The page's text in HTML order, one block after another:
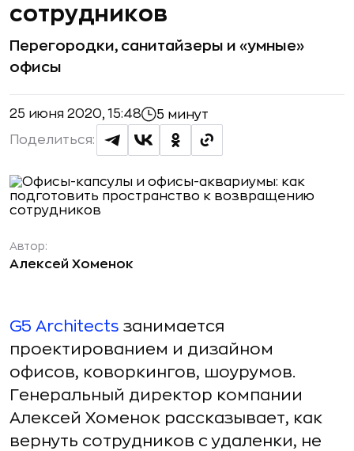
сотрудников
Перегородки, санитайзеры и «умные»
офисы
25 июня 2020, 15:48 5 минут
Поделиться:
Автор:
Алексей Хоменок
G5 Architects занимается
проектированием и дизайном
офисов, коворкингов, шоурумов.
Генеральный директор компании
Алексей Хоменок рассказывает, как
вернуть сотрудников с удаленки, не